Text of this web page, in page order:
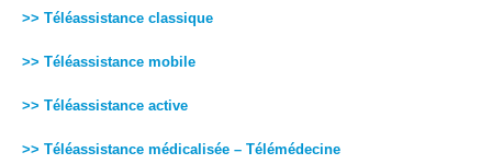
>> Téléassistance classique
>> Téléassistance mobile
>> Téléassistance active
>> Téléassistance médicalisée – Télémédecine